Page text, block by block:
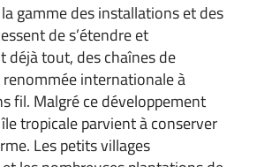
gamme des installations et des
de s’étendre et
déjà tout, des chaînes de
renommée internationale à
fil. Malgré ce développement
tropicale parvient à conserver
Les petits villages